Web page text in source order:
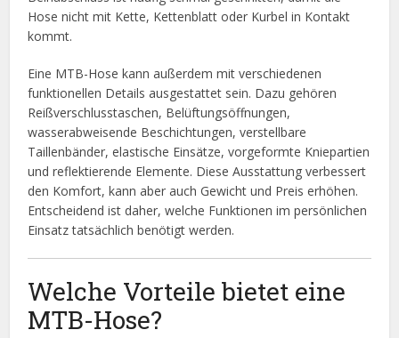
Hose nicht mit Kette, Kettenblatt oder Kurbel in Kontakt
kommt.
Eine MTB-Hose kann außerdem mit verschiedenen
funktionellen Details ausgestattet sein. Dazu gehören
Reißverschlusstaschen, Belüftungsöffnungen,
wasserabweisende Beschichtungen, verstellbare
Taillenbänder, elastische Einsätze, vorgeformte Kniepartien
und reflektierende Elemente. Diese Ausstattung verbessert
den Komfort, kann aber auch Gewicht und Preis erhöhen.
Entscheidend ist daher, welche Funktionen im persönlichen
Einsatz tatsächlich benötigt werden.
Welche Vorteile bietet eine
MTB-Hose?